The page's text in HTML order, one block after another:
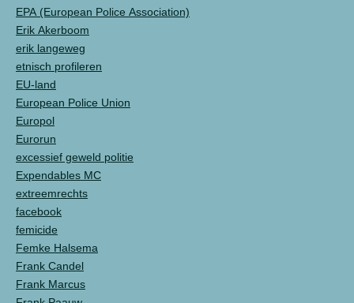
EPA (European Police Association)
Erik Akerboom
erik langeweg
etnisch profileren
EU-land
European Police Union
Europol
Eurorun
excessief geweld politie
Expendables MC
extreemrechts
facebook
femicide
Femke Halsema
Frank Candel
Frank Marcus